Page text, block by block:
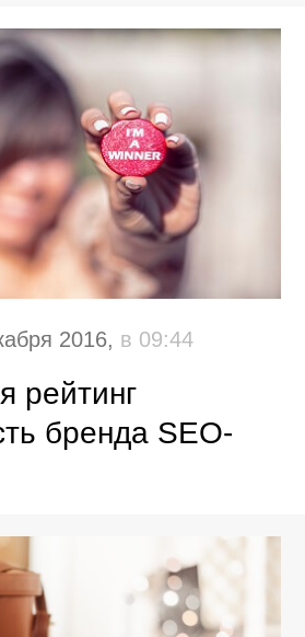
2016, в 09:44
рейтинг
бренда SEO-